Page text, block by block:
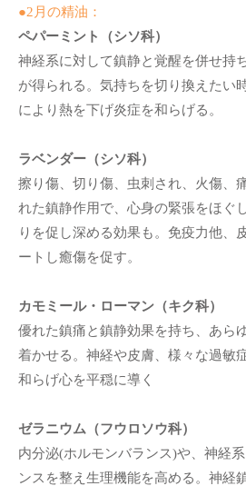
●2月の精油：
ペパーミント（シソ科）
神経系に対して鎮静と覚醒を併せ持
が得られる。気持ちを切り換えたい
により熱を下げ炎症を和らげる。
ラベンダー（シソ科）
擦り傷、切り傷、虫刺され、火傷、
れた鎮静作用で、心身の緊張をほぐ
りを促し深める効果も。免疫力他、
ートし癒傷を促す。
カモミール・ローマン（キク科）
優れた鎮痛と鎮静効果を持ち、あら
着かせる。神経や皮膚、様々な過敏
和らげ心を平穏に導く
ゼラニウム（フウロソウ科）
内分泌(ホルモンバランス)や、神経
ンスを整え生理機能を高める。神経